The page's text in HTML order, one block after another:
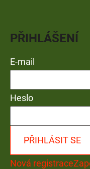
PŘIHLÁŠENÍ
E-mail
Heslo
PŘIHLÁSIT SE
Nová registrace